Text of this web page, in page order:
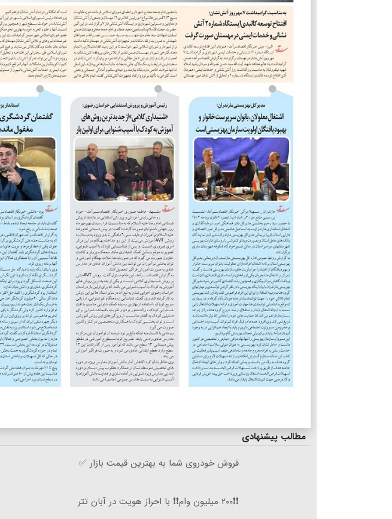
مطالب پیشنهادی
فروش خودروی شما به بهترین قیمت بازار ✅
❗❗۲۰۰ میلیون وام❗❗ با احراز هویت در آبان تتر